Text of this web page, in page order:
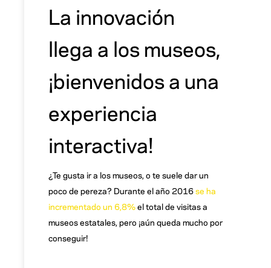
La innovación
llega a los museos,
¡bienvenidos a una
experiencia
interactiva!
¿Te gusta ir a los museos, o te suele dar un
poco de pereza? Durante el año 2016se ha
incrementado un 6,8%el total de visitas a
museos estatales, pero ¡aún queda mucho por
conseguir!